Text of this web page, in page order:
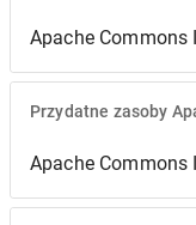
Apache Commons
Przydatne zasoby
Apache Commons